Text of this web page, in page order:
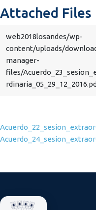
Attached Files
web2018losandes/wp-
content/uploads/
manager-
files/
Navegación